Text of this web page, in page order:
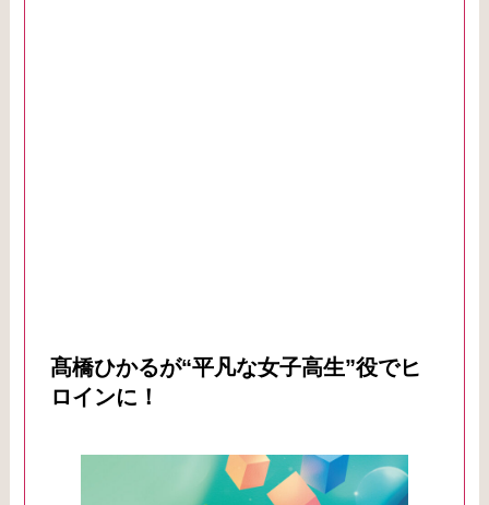
髙橋ひかるが“平凡な女子高生”役でヒ
ロインに！